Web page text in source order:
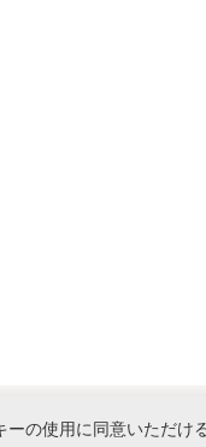
の使用に同意いただけ